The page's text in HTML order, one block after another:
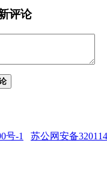
评论
号-1 苏公网安备